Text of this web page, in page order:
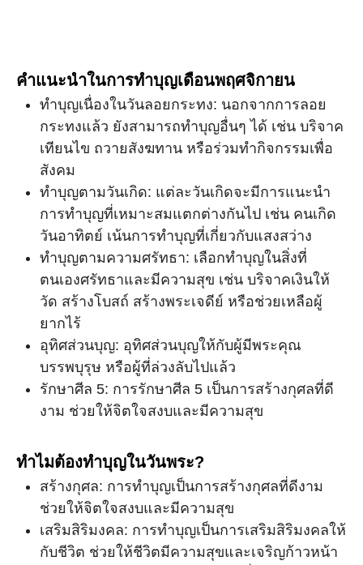
คำแนะนำในการทำบุญเดือนพฤศจิกายน
ทำบุญเนื่องในวันลอยกระทง: นอกจากการลอย
กระทงแล้ว ยังสามารถทำบุญอื่นๆ ได้ เช่น บริจาค
เทียนไข ถวายสังฆทาน หรือร่วมทำกิจกรรมเพื่อ
สังคม
ทำบุญตามวันเกิด: แต่ละวันเกิดจะมีการแนะนำ
การทำบุญที่เหมาะสมแตกต่างกันไป เช่น คนเกิด
วันอาทิตย์ เน้นการทำบุญที่เกี่ยวกับแสงสว่าง
ทำบุญตามความศรัทธา: เลือกทำบุญในสิ่งที่
ตนเองศรัทธาและมีความสุข เช่น บริจาคเงินให้
วัด สร้างโบสถ์ สร้างพระเจดีย์ หรือช่วยเหลือผู้
ยากไร้
อุทิศส่วนบุญ: อุทิศส่วนบุญให้กับผู้มีพระคุณ
บรรพบุรุษ หรือผู้ที่ล่วงลับไปแล้ว
รักษาศีล 5: การรักษาศีล 5 เป็นการสร้างกุศลที่ดี
งาม ช่วยให้จิตใจสงบและมีความสุข
ทำไมต้องทำบุญในวันพระ?
สร้างกุศล: การทำบุญเป็นการสร้างกุศลที่ดีงาม
ช่วยให้จิตใจสงบและมีความสุข
เสริมสิริมงคล: การทำบุญเป็นการเสริมสิริมงคลให้
กับชีวิต ช่วยให้ชีวิตมีความสุขและเจริญก้าวหน้า